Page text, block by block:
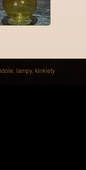
lampy, kinkiety